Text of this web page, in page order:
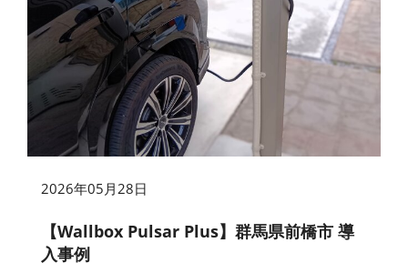
2026年05月28日
【Wallbox Pulsar Plus】群馬県前橋市 導
入事例